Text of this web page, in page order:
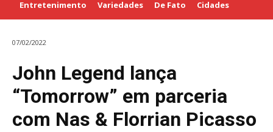
Entretenimento Variedades De Fato Cidades
07/02/2022
John Legend lança
“Tomorrow” em parceria
com Nas & Florrian Picasso